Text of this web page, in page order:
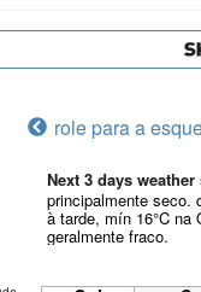
role para a
Next 3 days
principalmente seco.
à tarde, mín 16°C na
geralmente fraco.